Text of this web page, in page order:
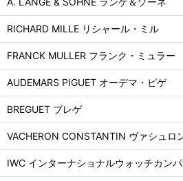
RICHARD MILLE リシャール・ミル
FRANCK MULLER フランク・ミュラー
AUDEMARS PIGUET オーデマ・ピゲ
BREGUET ブレゲ
VACHERON CONSTANTIN ヴァシュロ
IWC インターナショナルウォッチカン